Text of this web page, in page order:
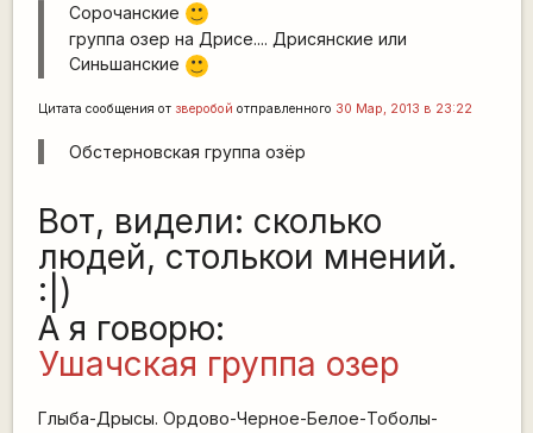
Сорочанские
:)
группа озер на Дрисе.... Дрисянские или
Синьшанские
:)
Цитата сообщения от зверобой отправленного 30 Мар, 2013 в 23:22
Обстерновская группа озёр
Вот, видели: сколько
людей, столькои мнений.
:|)
А я говорю:
Ушачская группа озер
Глыба-Дрысы. Ордово-Черное-Белое-Тоболы-